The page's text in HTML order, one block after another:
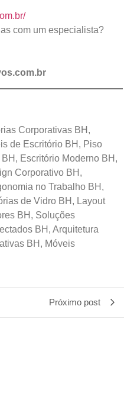
com um especialista?
Corporativas BH,
de Escritório BH, Piso
Escritório Moderno BH,
Corporativo BH,
no Trabalho BH,
de Vidro BH, Layout
BH, Soluções
BH, Arquitetura
BH, Móveis
Próximo post